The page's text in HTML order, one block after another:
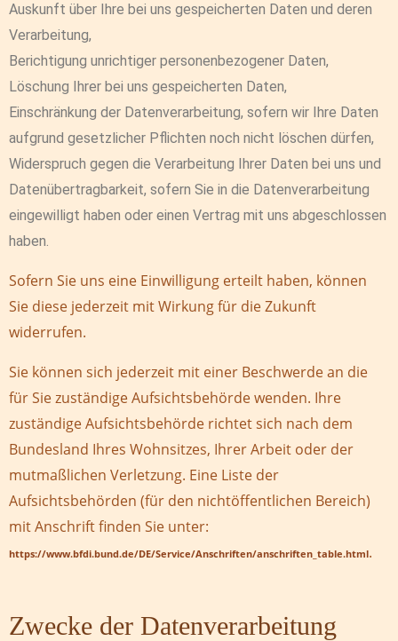
Auskunft über Ihre bei uns gespeicherten Daten und deren
Verarbeitung,
Berichtigung unrichtiger personenbezogener Daten,
Löschung Ihrer bei uns gespeicherten Daten,
Einschränkung der Datenverarbeitung, sofern wir Ihre Daten
aufgrund gesetzlicher Pflichten noch nicht löschen dürfen,
Widerspruch gegen die Verarbeitung Ihrer Daten bei uns und
Datenübertragbarkeit, sofern Sie in die Datenverarbeitung
eingewilligt haben oder einen Vertrag mit uns abgeschlossen
haben.
Sofern Sie uns eine Einwilligung erteilt haben, können
Sie diese jederzeit mit Wirkung für die Zukunft
widerrufen.
Sie können sich jederzeit mit einer Beschwerde an die
für Sie zuständige Aufsichtsbehörde wenden. Ihre
zuständige Aufsichtsbehörde richtet sich nach dem
Bundesland Ihres Wohnsitzes, Ihrer Arbeit oder der
mutmaßlichen Verletzung. Eine Liste der
Aufsichtsbehörden (für den nichtöffentlichen Bereich)
mit Anschrift finden Sie unter:
https://www.bfdi.bund.de/DE/Service/Anschriften/anschriften_table.html.
Zwecke der Datenverarbeitung